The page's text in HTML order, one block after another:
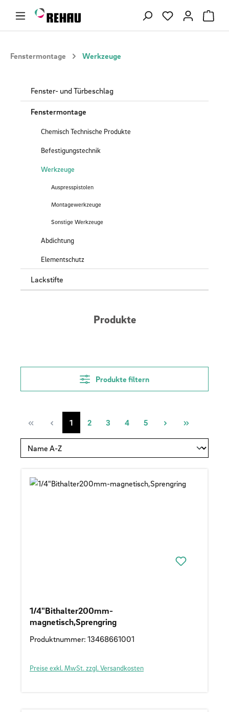
Zum Hauptinhalt springen Du hast 0
Fenstermontage Werkzeuge
Fenster- und Türbeschlag
Fenstermontage
Chemisch Technische Produkte
Befestigungstechnik
Werkzeuge
Auspresspistolen
Montagewerkzeuge
Sonstige Werkzeuge
Abdichtung
Elementschutz
Lackstifte
Produkte
Produkte filtern
Seite
1 Seite
2 Seite
3 Seite
4 Seite
5
1/4"Bithalter200mm-
magnetisch,Sprengring
Produktnummer: 13468661001
Preise exkl. MwSt. zzgl. Versandkosten